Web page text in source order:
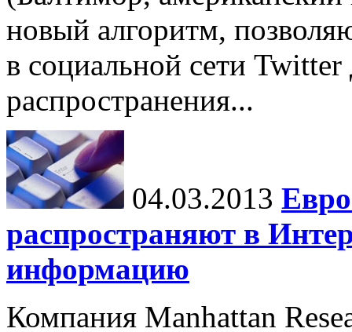
новый алгоритм,
в социальной сети
распространения...
04.03.2013
распространяют в
информацию
Компания Manhattan